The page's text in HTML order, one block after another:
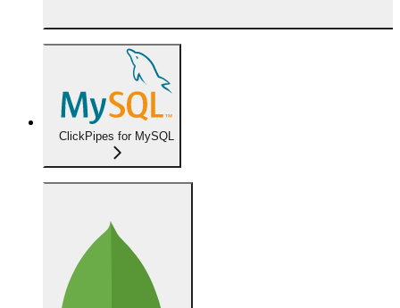
ClickPipes for MySQL